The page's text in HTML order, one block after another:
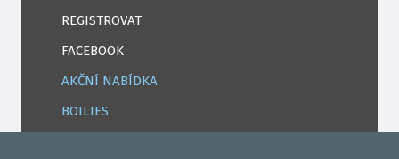
REGISTROVAT
FACEBOOK
AKČNÍ NABÍDKA
BOILIES